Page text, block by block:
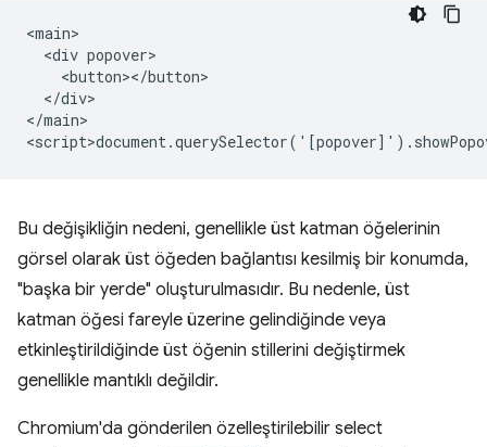
<main>
  <div popover>
    <button></button>
  </div>
</main>
Bu değişikliğin nedeni, genellikle üst katman öğelerinin
görsel olarak üst öğeden bağlantısı kesilmiş bir konumda,
"başka bir yerde" oluşturulmasıdır. Bu nedenle, üst
katman öğesi fareyle üzerine gelindiğinde veya
etkinleştirildiğinde üst öğenin stillerini değiştirmek
genellikle mantıklı değildir.
Chromium'da gönderilen özelleştirilebilir select